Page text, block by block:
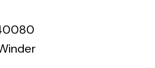
for all kinds of needs.